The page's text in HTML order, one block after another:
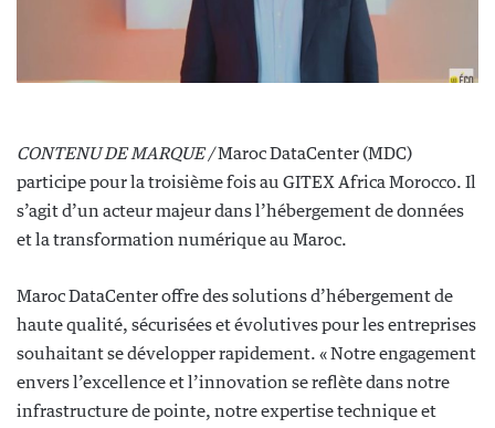
CONTENU DE MARQUE /Maroc DataCenter (MDC)
participe pour la troisième fois au GITEX Africa Morocco. Il
s’agit d’un acteur majeur dans l’hébergement de données
et la transformation numérique au Maroc.
Maroc DataCenter offre des solutions d’hébergement de
haute qualité, sécurisées et évolutives pour les entreprises
souhaitant se développer rapidement. « Notre engagement
envers l’excellence et l’innovation se reflète dans notre
infrastructure de pointe, notre expertise technique et